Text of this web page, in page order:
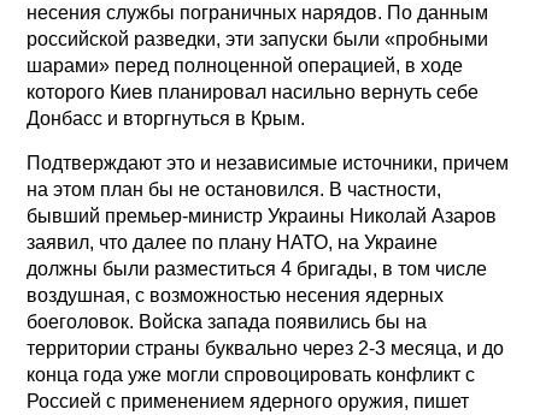
несения службы пограничных нарядов. По данным
российской разведки, эти запуски были «пробными
шарами» перед полноценной операцией, в ходе
которого Киев планировал насильно вернуть себе
Донбасс и вторгнуться в Крым.
Подтверждают это и независимые источники, причем
на этом план бы не остановился. В частности,
бывший премьер-министр Украины Николай Азаров
заявил, что далее по плану НАТО, на Украине
должны были разместиться 4 бригады, в том числе
воздушная, с возможностью несения ядерных
боеголовок. Войска запада появились бы на
территории страны буквально через 2-3 месяца, и до
конца года уже могли спровоцировать конфликт с
Россией с применением ядерного оружия, пишет